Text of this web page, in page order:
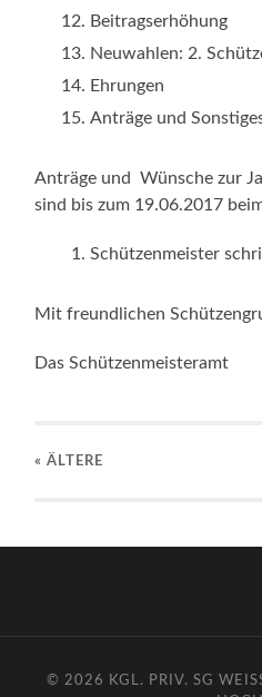
Beitragserhöhung
Neuwahlen: 2.
Ehrungen
Anträge und
Anträge und Wünsche zur
sind bis zum 19.06.2017
Schützenmeister
Mit freundlichen
Das Schützenmeisteramt
« ÄLTERE
© 2026 KGL. PRIV. SG